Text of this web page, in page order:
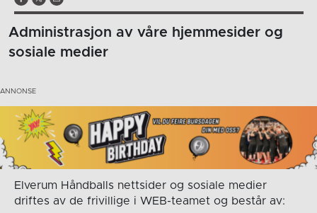
Administrasjon av våre hjemmesider og
sosiale medier
Elverum Håndballs nettsider og sosiale medier
driftes av de frivillige i WEB-teamet og består av: